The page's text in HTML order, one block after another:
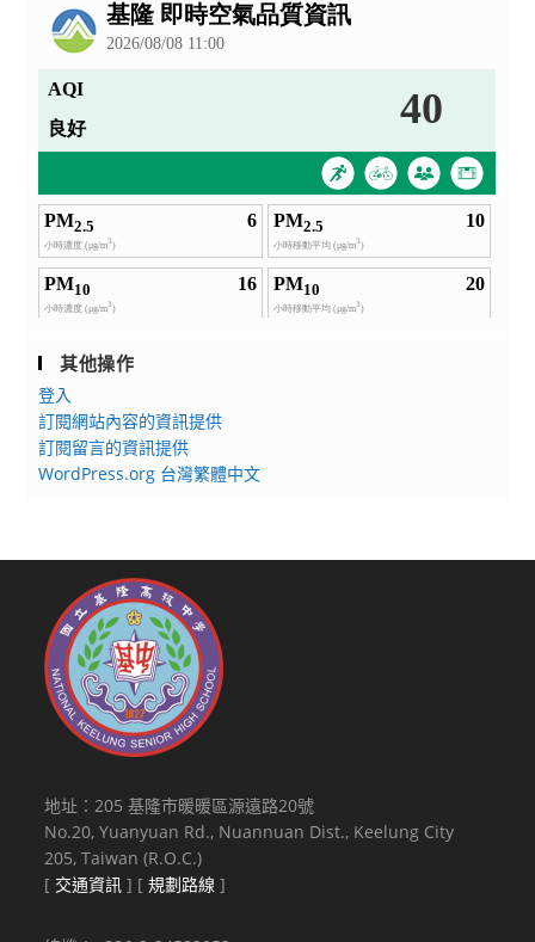
其他操作
登入
訂閱網站內容的資訊提供
訂閱留言的資訊提供
WordPress.org 台灣繁體中文
地址：205 基隆市暖暖區源遠路20號
No.20, Yuanyuan Rd., Nuannuan Dist., Keelung City
205, Taiwan (R.O.C.)
[ 交通資訊 ] [規劃路線 ]